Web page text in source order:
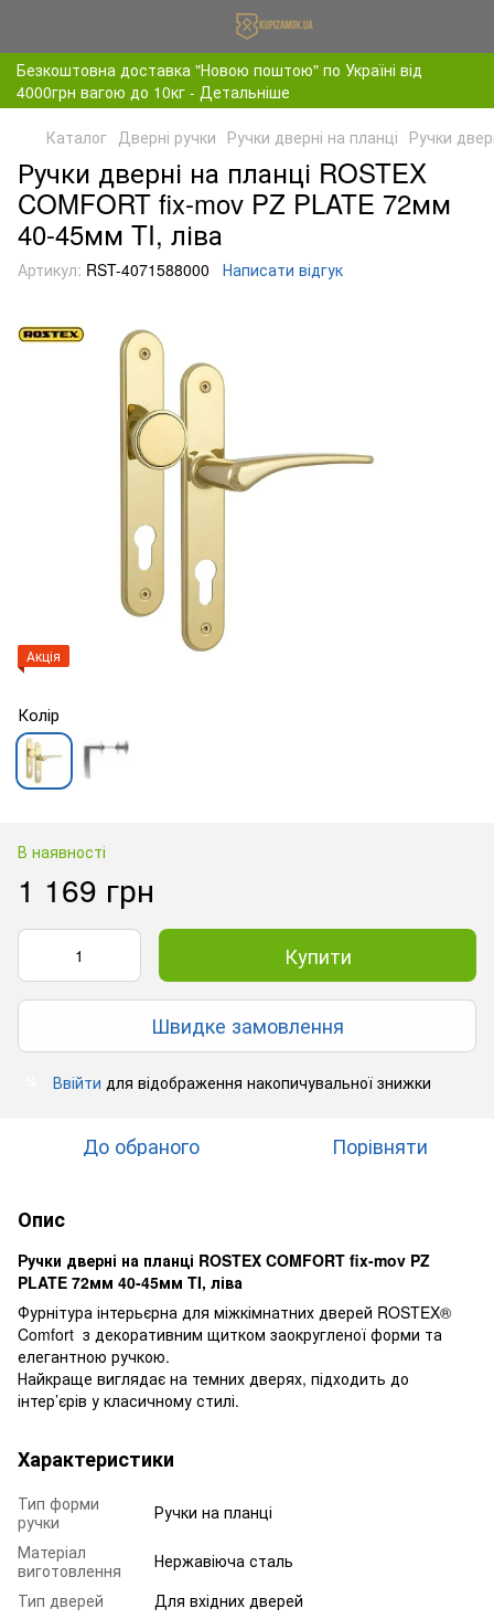
Безкоштовна доставка "Новою поштою" по Україні від
4000грн вагою до 10кг - Детальніше
Каталог Дверні ручки Ручки дверні на планці Ручки
Ручки дверні на планці ROSTEX
COMFORT fix-mov PZ PLATE 72мм
40-45мм TI, ліва
Артикул: RST-4071588000 Написати відгук
Акція
Колір
В наявності
1 169 грн
Купити
Швидке замовлення
Ввійти для відображення накопичувальної знижки
До обраного Порівняти
Опис
Ручки дверні на планці ROSTEX COMFORT fix-mov PZ
PLATE 72мм 40-45мм TI, ліва
Фурнітура інтерьєрна для міжкімнатних дверей ROSTEX®
Comfort з декоративним щитком заокругленої форми та
елегантною ручкою.
Найкраще виглядає на темних дверях, підходить до
інтер’єрів у класичному стилі.
Характеристики
Тип форми
ручки
Ручки на планці
Матеріал
виготовлення
Нержавіюча сталь
Тип дверей
Для вхідних дверей